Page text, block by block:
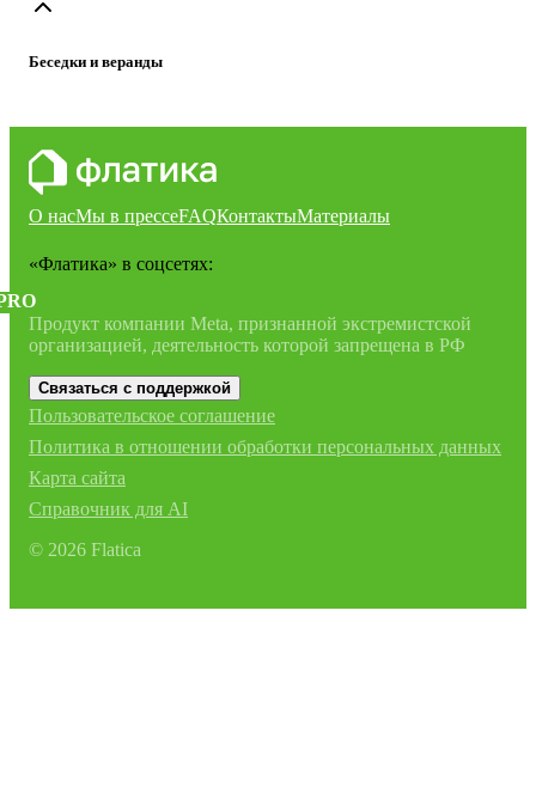
Беседки и веранды
О насМы в прессеFAQКонтактыМатериалы
«Флатика» в соцсетях:
Продукт компании Meta, признанной экстремистской
организацией, деятельность которой запрещена в РФ
Связаться с поддержкой
Пользовательское соглашение
Политика в отношении обработки персональных данных
Карта сайта
Справочник для AI
© 2026 Flatica